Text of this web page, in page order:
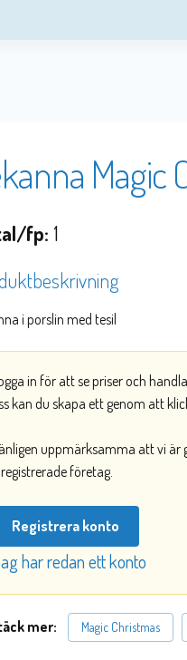
Magic
fp: 1
i porslin med tesil
in för att se priser och
kan du skapa ett genom att
uppmärksamma att vi är
företag.
Registrera konto
har redan ett konto
mer: Magic Christmas